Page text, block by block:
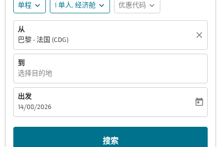
单程 expand_more 1 单人, 经济舱 expand_more 优惠代码 expand_more
从
巴黎 - 法国 (CDG)
close
到
选择目的地
出发
fc-booking-departure-date-aria-label
14/08/2026
today
搜索